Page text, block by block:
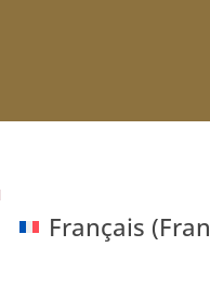
Français (